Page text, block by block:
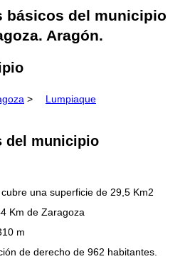
básicos del municipio
Aragón.
> Lumpiaque
del municipio
cubre una superficie de 29,5 Km2
Km de Zaragoza
m
de derecho de 962 habitantes.